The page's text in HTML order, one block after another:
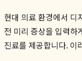
현대 의료 환경에서 디
전 미리 증상을 입력하
진료를 제공합니다. 이